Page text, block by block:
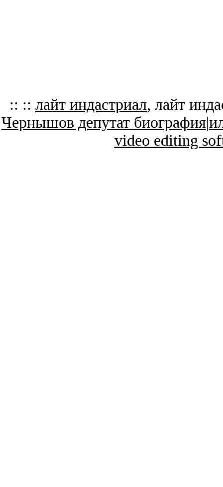
:: :: лайт индастриал, лайт
Чернышов депутат биография|
video editing